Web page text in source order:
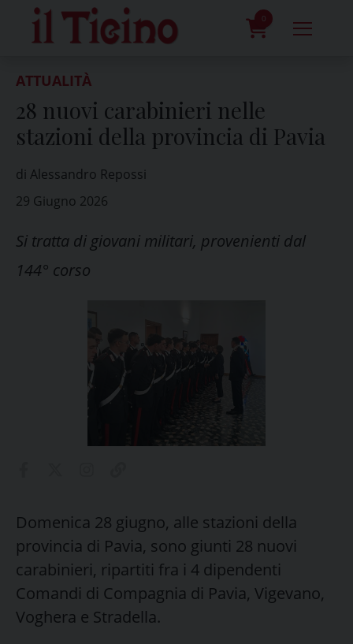
content
0
ATTUALITÀ
28 nuovi carabinieri nelle
stazioni della provincia di Pavia
di Alessandro Repossi
29 Giugno 2026
Si tratta di giovani militari, provenienti dal
144° corso
Domenica 28 giugno, alle stazioni della
provincia di Pavia, sono giunti 28 nuovi
carabinieri, ripartiti fra i 4 dipendenti
Comandi di Compagnia di Pavia, Vigevano,
Voghera e Stradella.